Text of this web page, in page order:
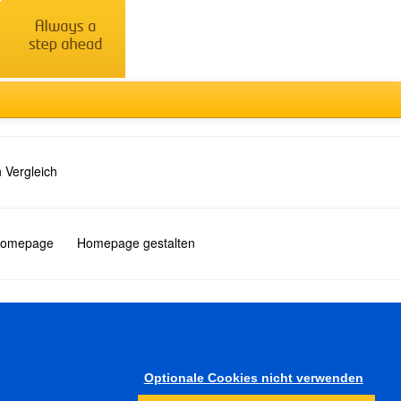
Vergleich
Homepage gestalten
Optionale Cookies nicht verwenden